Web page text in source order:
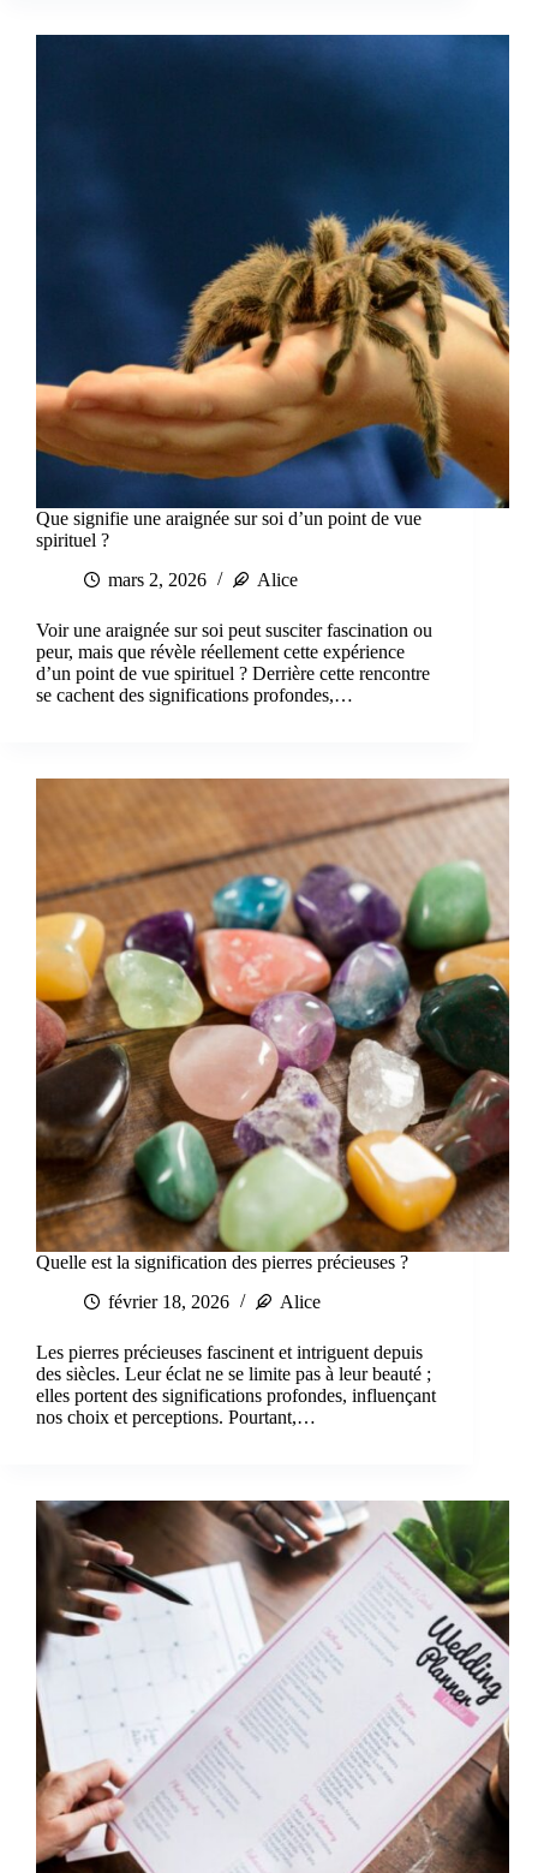
Que signifie une araignée sur soi d’un point de vue
spirituel ?
mars 2, 2026
Alice
Voir une araignée sur soi peut susciter fascination ou
peur, mais que révèle réellement cette expérience
d’un point de vue spirituel ? Derrière cette rencontre
se cachent des significations profondes,…
Quelle est la signification des pierres précieuses ?
février 18, 2026
Alice
Les pierres précieuses fascinent et intriguent depuis
des siècles. Leur éclat ne se limite pas à leur beauté ;
elles portent des significations profondes, influençant
nos choix et perceptions. Pourtant,…